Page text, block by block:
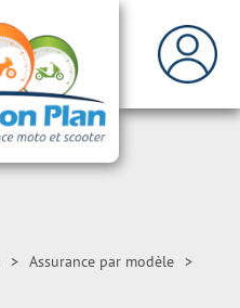
> Assurance par modèle >